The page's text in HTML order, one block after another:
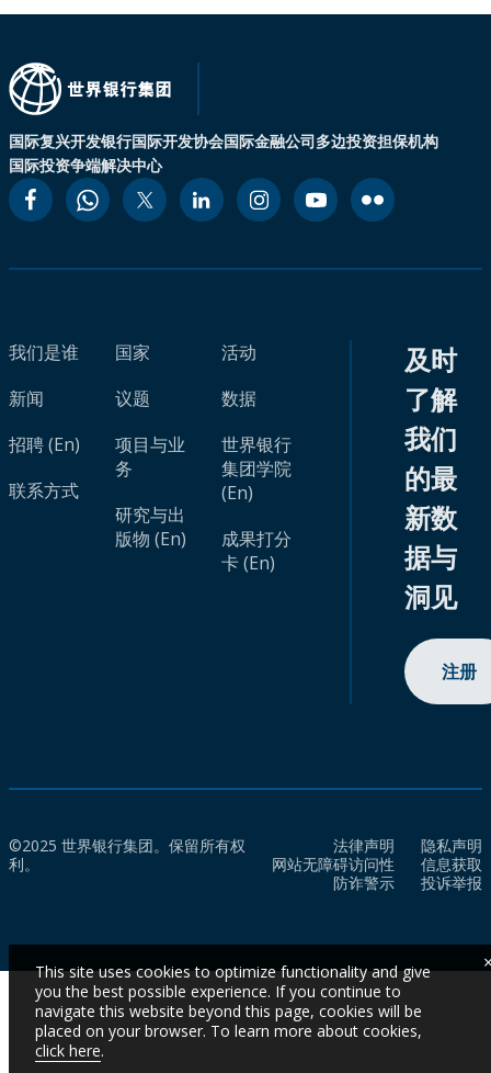
国际复兴开发银行国际开发协会国际金融公司多边投资担保机构
国际投资争端解决中心
我们是谁
新闻
招聘 (En)
联系方式
国家
议题
项目与业
务
研究与出
版物 (En)
活动
数据
世界银行
集团学院
(En)
成果打分
卡 (En)
及时
了解
我们
的最
新数
据与
洞见
注册
©2025 世界银行集团。保留所有权
利。
法律声明
隐私声明
网站无障碍访问性
信息获取
防诈警示
投诉举报
This site uses cookies to optimize functionality and give
you the best possible experience. If you continue to
navigate this website beyond this page, cookies will be
placed on your browser. To learn more about cookies,
click here.